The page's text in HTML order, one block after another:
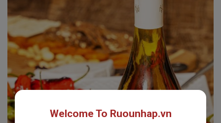
Welcome To Ruounhap.vn